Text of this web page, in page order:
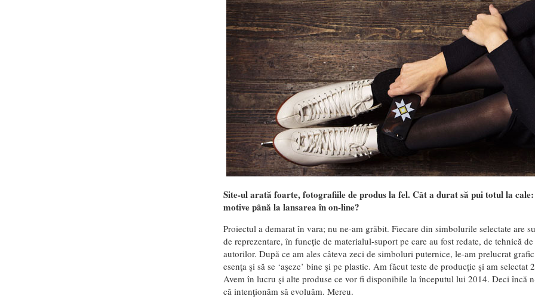
Site-ul arată foarte, fotografiile de produs la fel. Cât a durat să pui totul la
motive până la lansarea în on-line?
Proiectul a demarat în vara; nu ne-am grăbit. Fiecare din simbolurile selectate are
de reprezentare, în funcţie de materialul-suport pe care au fost redate, de tehnică
autorilor. După ce am ales câteva zeci de simboluri puternice, le-am prelucrat
esenţa şi să se ‘aşeze’ bine şi pe plastic. Am făcut teste de producţie şi am
Avem în lucru şi alte produse ce vor fi disponibile la începutul lui 2014. Deci încă
că intenţionăm să evoluăm. Mereu.